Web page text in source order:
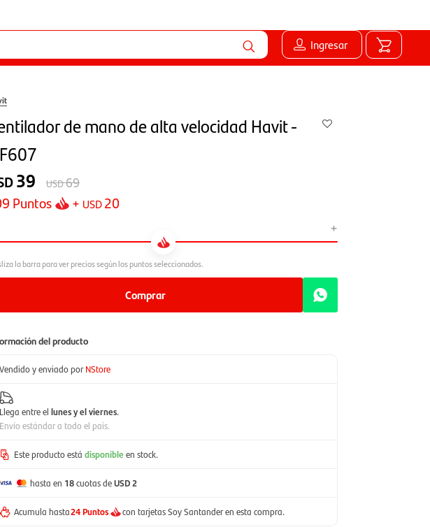
Ingresar
de mano de alta velocidad Havit -
39 USD69
Puntos + USD20
+
Comprar
del producto
Vendido y enviado por NStore
Llega entre el lunes y el viernes.
Envío estándar a todo el país.
Este producto está disponible en stock.
hasta en 18cuotas deUSD 2
Acumula hasta24 Puntos con tarjetas Soy Santander en esta compra.